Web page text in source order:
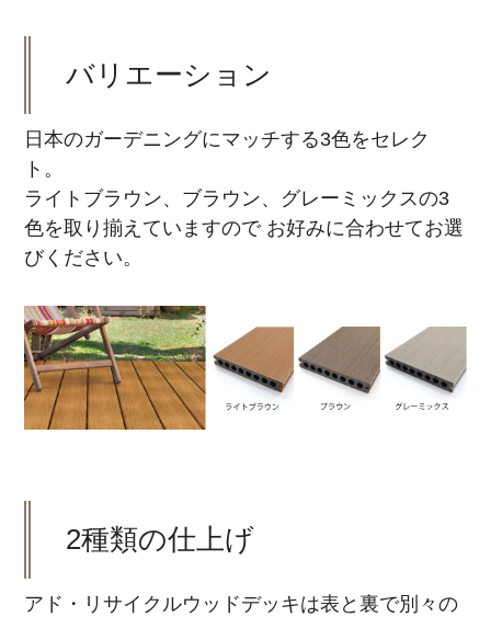
バリエーション
日本のガーデニングにマッチする3色をセレク
ト。
ライトブラウン、ブラウン、グレーミックスの3
色を取り揃えていますので お好みに合わせてお選
びください。
2種類の仕上げ
アド・リサイクルウッドデッキは表と裏で別々の